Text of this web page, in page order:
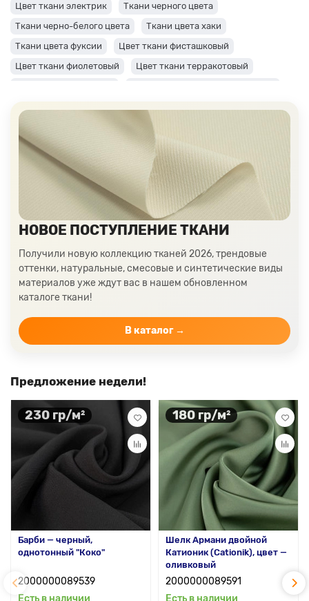
Цвет ткани электрик
Ткани черного цвета
Ткани черно-белого цвета
Ткани цвета хаки
Ткани цвета фуксии
Цвет ткани фисташковый
Цвет ткани фиолетовый
Цвет ткани терракотовый
Цвет ткани салатовый
Цвет ткани розовый
Ткани цвета пудра
Ткани персикового цвета
Ткани оранжевого цвета
Ткани оливкового цвета
Цвет ткани мятный
Ткани цвета айвори, молочные оттенки
Ткани лимонного цвета
Ткани красного цвета разных оттенков
Изумрудный цвет ткани
Ткани зеленого цвета
Ткани желтого цвета
Ткани цвета индиго
Цвет ткани бежевый
НОВОЕ ПОСТУПЛЕНИЕ ТКАНИ
Получили новую коллекцию тканей 2026, трендовые
оттенки, натуральные, смесовые и синтетические виды
материалов уже ждут вас в нашем обновленном
каталоге ткани!
В каталог →
Предложение недели!
230 гр/м²
Барби — черный,
однотонный "Коко"
2000000089539
Есть в наличии
180 гр/м²
Шелк Армани двойной
Катионик (Cationik), цвет —
оливковый
2000000089591
Есть в наличии